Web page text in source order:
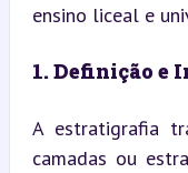
ensino liceal e
1. Definição e
A estratigrafia
camadas ou